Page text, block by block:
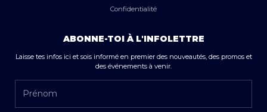
Confidentialité
ABONNE-TOI À L'INFOLETTRE
Laisse tes infos ici et sois informé en premier des nouveautés, des promos et
des événements à venir.